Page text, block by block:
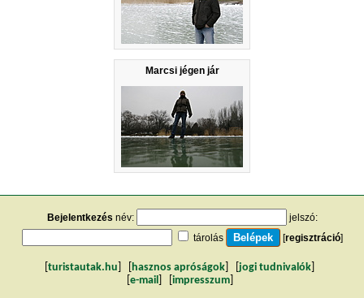
Marcsi jégen jár
Bejelentkezés név:
jelszó:
tárolás
[regisztráció]
turistautak.hu hasznos apróságok jogi tudnivalók
e-mail impresszum]